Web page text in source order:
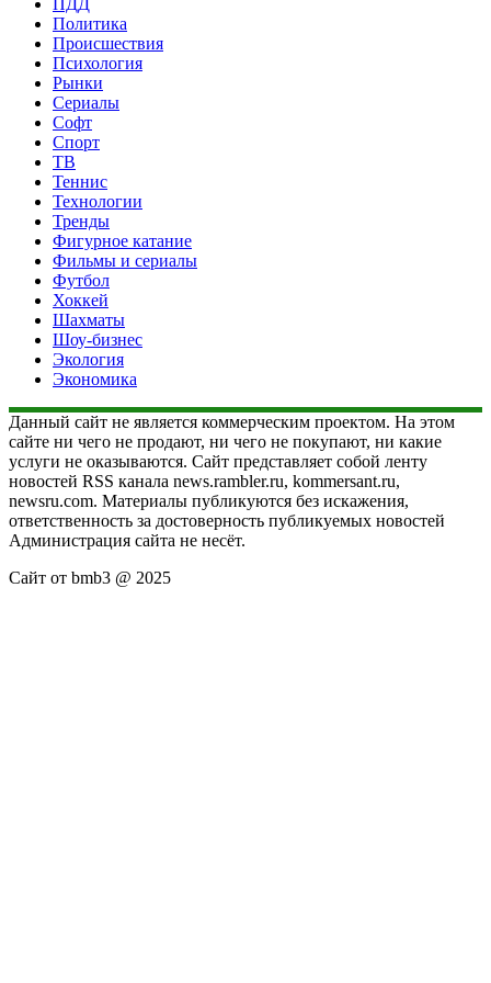
Политика
Происшествия
Психология
Рынки
Сериалы
Софт
Спорт
ТВ
Теннис
Технологии
Тренды
Фигурное катание
Фильмы и сериалы
Футбол
Хоккей
Шахматы
Шоу-бизнес
Экология
Экономика
Данный сайт не является коммерческим проектом. На этом
сайте ни чего не продают, ни чего не покупают, ни какие
услуги не оказываются. Сайт представляет собой ленту
новостей RSS канала news.rambler.ru, kommersant.ru,
newsru.com. Материалы публикуются без искажения,
ответственность за достоверность публикуемых новостей
Администрация сайта не несёт.
Сайт от bmb3 @ 2025